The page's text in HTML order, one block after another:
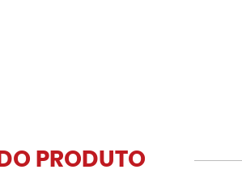
DO PRODUTO